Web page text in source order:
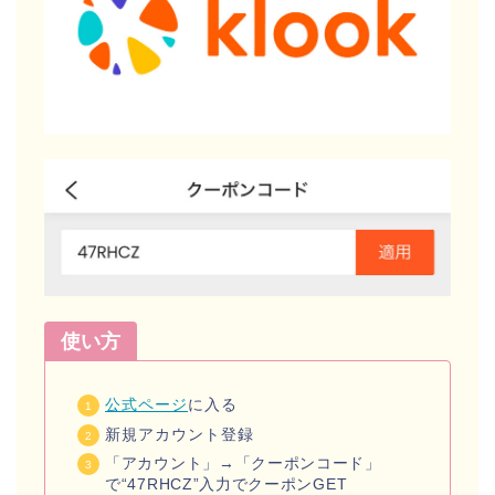
使い方
公式ページに入る
新規アカウント登録
「アカウント」→「クーポンコード」
で“47RHCZ”入力でクーポンGET